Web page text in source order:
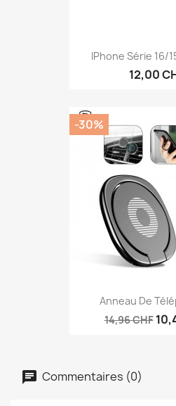
IPhone Série 16/
12,00
Anneau De
14,96 CHF
-30%
Commentaires (0)